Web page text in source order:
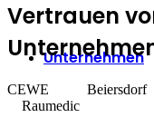
Unternehmen
Vertrauen
CEWE